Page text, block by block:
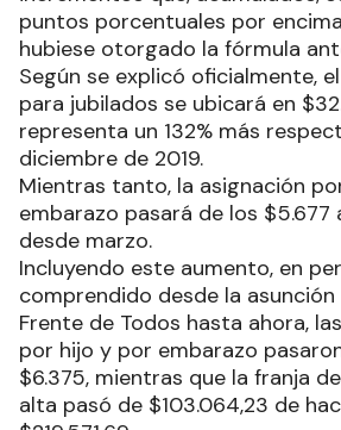
puntos porcentuales por
hubiese otorgado la fórmula
Según se explicó oficialmente,
para jubilados se ubicará en
representa un 132% más
diciembre de 2019.
Mientras tanto, la asignación
embarazo pasará de los $5.677
desde marzo.
Incluyendo este aumento, en
comprendido desde la
Frente de Todos hasta ahora,
por hijo y por embarazo
$6.375, mientras que la franja
alta pasó de $103.064,23 de